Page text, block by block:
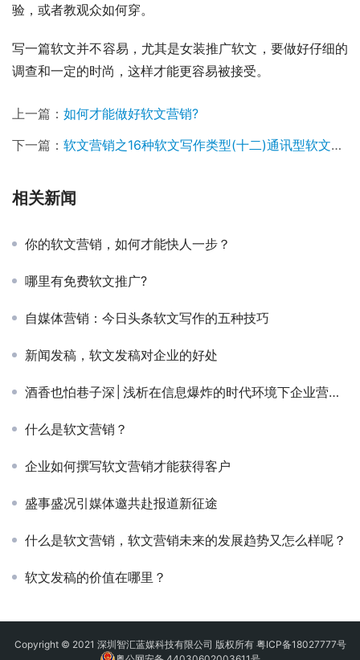
验，或者教观众如何穿。
写一篇软文并不容易，尤其是女装推广软文，要做好仔细的
调查和一定的时尚，这样才能更容易被接受。
上一篇： 如何才能做好软文营销?
下一篇： 软文营销之16种软文写作类型(十二)通讯型软文写作
相关新闻
你的软文营销，如何才能快人一步？
哪里有免费软文推广?
自媒体营销：今日头条软文写作的五种技巧
新闻发稿，软文发稿对企业的好处
酒香也怕巷子深│浅析在信息爆炸的时代环境下企业营销推广
什么是软文营销？
企业如何撰写软文营销才能获得客户
盛事盛况引媒体邀共赴报道新征途
什么是软文营销，软文营销未来的发展趋势又怎么样呢？
软文发稿的价值在哪里？
Copyright © 2021 深圳智汇蓝媒科技有限公司 版权所有 粤ICP备18027777号